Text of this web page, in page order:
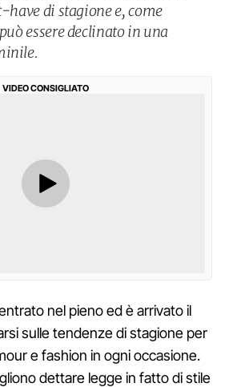
di stagione e, come
essere declinato in una
VIDEO CONSIGLIATO
nel pieno ed è arrivato il
sulle tendenze di stagione per
e fashion in ogni occasione.
dettare legge in fatto di stile